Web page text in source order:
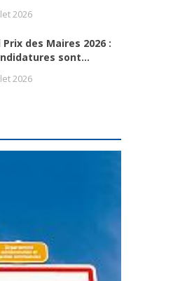
2026
Prix des Maires 2026 :
sont...
2026